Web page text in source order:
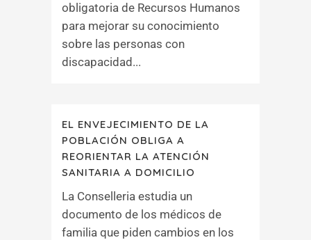
obligatoria de Recursos Humanos
para mejorar su conocimiento
sobre las personas con
discapacidad...
EL ENVEJECIMIENTO DE LA
POBLACIÓN OBLIGA A
REORIENTAR LA ATENCIÓN
SANITARIA A DOMICILIO
La Conselleria estudia un
documento de los médicos de
familia que piden cambios en los